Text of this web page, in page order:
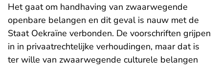
Het gaat om handhaving van zwaarwegende
openbare belangen en dit geval is nauw met de
Staat Oekraïne verbonden. De voorschriften grijpen
in in privaatrechtelijke verhoudingen, maar dat is
ter wille van zwaarwegende culturele belangen